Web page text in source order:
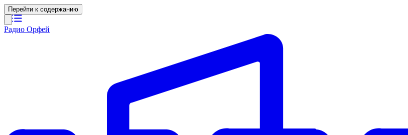
Перейти к содержанию
Радио Орфей